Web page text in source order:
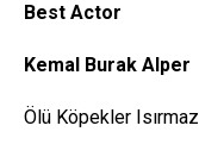
Best Actor
Kemal Burak Alper
Ölü Köpekler